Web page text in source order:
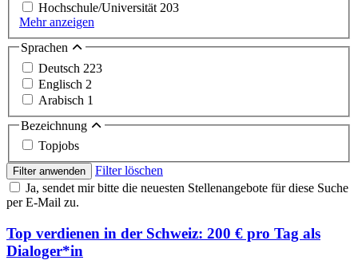
Hochschule/Universität 203
Mehr anzeigen
Sprachen
Deutsch 223
Englisch 2
Arabisch 1
Bezeichnung
Topjobs
Filter anwenden
Filter löschen
Ja, sendet mir bitte die neuesten Stellenangebote für diese Suche
per E-Mail zu.
Top verdienen in der Schweiz: 200 € pro Tag als
Dialoger*in